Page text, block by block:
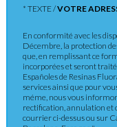
* TEXTE /VOTRE
En conformité avec les
Décembre, la protection
que, en remplissant ce
incorporées et seront
Españoles de Resinas
services ainsi que pour
méme, nous vous
rectification, annulation et
courrier ci-dessus ou sur